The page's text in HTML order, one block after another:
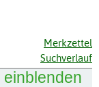
Merkzettel
Suchverlauf
einblenden